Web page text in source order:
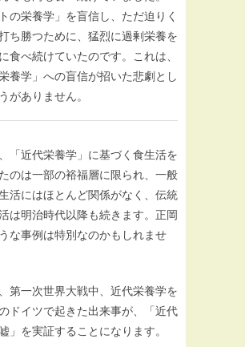
の栄養学」を盲信し、ただ迫りく
ち勝つために、猛烈に過剰栄養を
食べ続けていたのです。これは、
栄養学」への盲信が招いた悲劇とし
がありません。
「近代栄養学」に基づく食生活を
のは一部の裕福層に限られ、一般
活にはほとんど関係がなく、伝統
は明治時代以降も続きます。正岡
な事例は特別なのかもしれませ
第一次世界大戦中、近代栄養学を
ドイツで起きた出来事が、「近代
」を実証することになります。